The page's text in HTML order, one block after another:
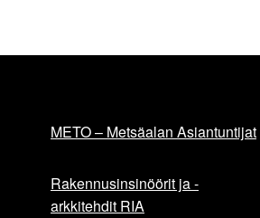
METO – Metsäalan Asiantuntijat
Rakennusinsinöörit ja -
arkkitehdit RIA